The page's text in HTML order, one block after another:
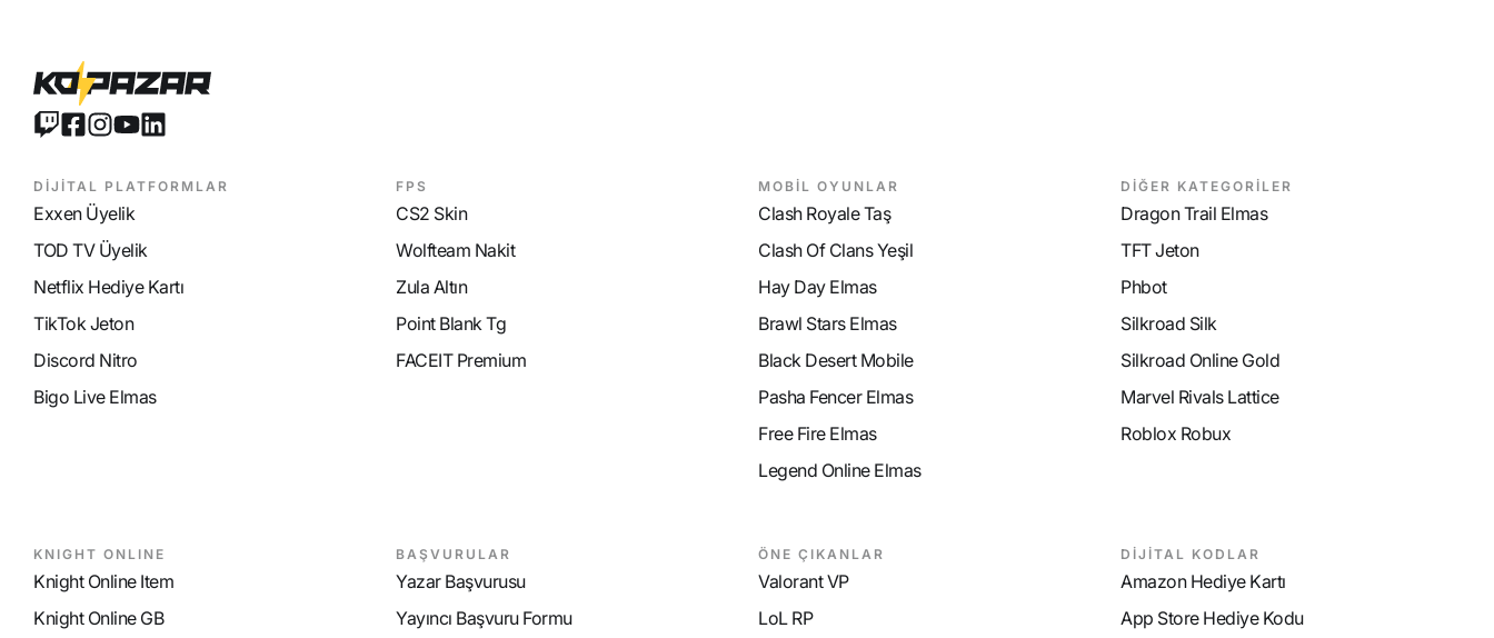
Optionbefore Deadman's Call
NoteCurse effect from +7: If enemy is
healed he loses 2k HP instead
DİJİTAL PLATFORMLAR
Exxen Üyelik
TOD TV Üyelik
Netflix Hediye Kartı
TikTok Jeton
Discord Nitro
Bigo Live Elmas
FPS
CS2 Skin
Wolfteam Nakit
Zula Altın
Point Blank Tg
FACEIT Premium
MOBİL OYUNLAR
Clash Royale Taş
Clash Of Clans Yeşil
Hay Day Elmas
Brawl Stars Elmas
Black Desert Mobile
Pasha Fencer Elmas
Free Fire Elmas
Legend Online Elmas
DİĞER KATEGORİLER
Dragon Trail Elmas
TFT Jeton
Phbot
Silkroad Silk
Silkroad Online Gold
Marvel Rivals Lattice
Roblox Robux
KNIGHT ONLINE
Knight Online Item
Knight Online GB
BAŞVURULAR
Yazar Başvurusu
Yayıncı Başvuru Formu
ÖNE ÇIKANLAR
Valorant VP
LoL RP
DİJİTAL KODLAR
Amazon Hediye Kartı
App Store Hediye Kodu